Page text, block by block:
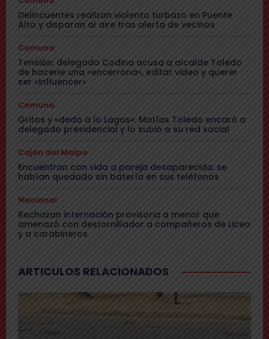
Delincuentes realizan violento turbazo en Puente
Alto y disparan al aire tras alerta de vecinos
Comuna
Tensión: delegado Codina acusa a alcalde Toledo
de hacerle una «encerrona», editar video y querer
ser «influencer»
Comuna
Gritos y «dedo a lo Lagos»: Matías Toledo encaró a
delegado presidencial y lo subió a su red social
Cajón del Maipo
Encuentran con vida a pareja desaparecida: se
habían quedado sin batería en sus teléfonos
Nacional
Rechazan internación provisoria a menor que
amenazó con destornillador a compañeros de Liceo
y a carabineros
ARTICULOS RELACIONADOS